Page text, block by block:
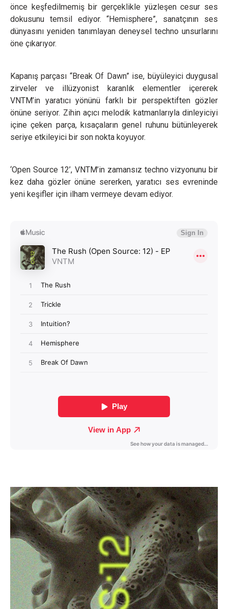
önce keşfedilmemiş bir gerçeklikle yüzleşen cesur ses
dokusunu temsil ediyor. “Hemisphere”, sanatçının ses
dünyasını yeniden tanımlayan deneysel techno unsurlarını
öne çıkarıyor.
Kapanış parçası “Break Of Dawn” ise, büyüleyici duygusal
zirveler ve illüzyonist karanlık elementler içererek
VNTM’in yaratıcı yönünü farklı bir perspektiften gözler
önüne seriyor. Zihin açıcı melodik katmanlarıyla dinleyiciyi
içine çeken parça, kısaçaların genel ruhunu bütünleyerek
seriye etkileyici bir son nokta koyuyor.
‘Open Source 12’, VNTM’in zamansız techno vizyonunu bir
kez daha gözler önüne sererken, yaratıcı ses evreninde
yeni keşifler için ilham vermeye devam ediyor.